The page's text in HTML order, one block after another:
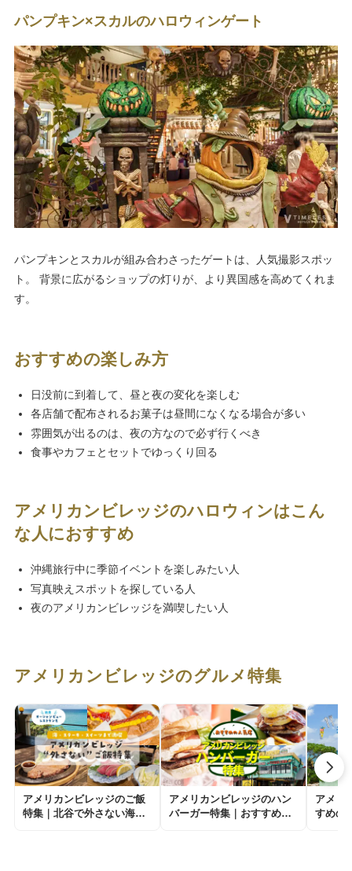
パンプキン×スカルのハロウィンゲート
パンプキンとスカルが組み合わさったゲートは、人気撮影スポッ
ト。 背景に広がるショップの灯りが、より異国感を高めてくれま
す。
おすすめの楽しみ方
日没前に到着して、昼と夜の変化を楽しむ
各店舗で配布されるお菓子は昼間になくなる場合が多い
雰囲気が出るのは、夜の方なので必ず行くべき
食事やカフェとセットでゆっくり回る
アメリカンビレッジのハロウィンはこん
な人におすすめ
沖縄旅行中に季節イベントを楽しみたい人
写真映えスポットを探している人
夜のアメリカンビレッジを満喫したい人
アメリカンビレッジのグルメ特集
アメリカンビレッジのご飯
特集｜北谷で外さない海・
アメリカンビレッジのハン
バーガー特集｜おすすめの
アメリ
すめの